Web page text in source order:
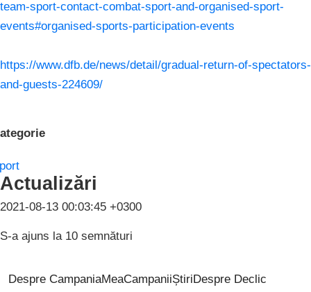
team-sport-contact-combat-sport-and-organised-sport-
events#organised-sports-participation-events
https://www.dfb.de/news/detail/gradual-return-of-spectators-
and-guests-224609/
Actualizări
2021-08-13 00:03:45 +0300
S-a ajuns la 10 semnături
Despre CampaniaMeaCampaniiȘtiri Despre Declic